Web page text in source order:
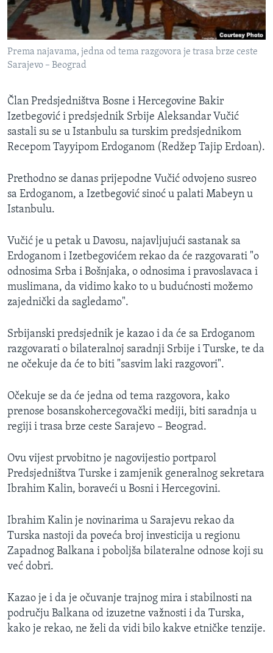
MAGAZIN
O GLASU AMERIKE
Learning English
PRATITE NAS
Jezici
Prema najavama, jedna od tema razgovora je trasa brze ceste
Sarajevo – Beograd
Član Predsjedništva Bosne i Hercegovine Bakir
Izetbegović i predsjednik Srbije Aleksandar Vučić
sastali su se u Istanbulu sa turskim predsjednikom
Recepom Tayyipom Erdoganom (Redžep Tajip Erdoan).
Prethodno se danas prijepodne Vučić odvojeno susreo
sa Erdoganom, a Izetbegović sinoć u palati Mabeyn u
Istanbulu.
Vučić je u petak u Davosu, najavljujući sastanak sa
Erdoganom i Izetbegovićem rekao da će razgovarati "o
odnosima Srba i Bošnjaka, o odnosima i pravoslavaca i
muslimana, da vidimo kako to u budućnosti možemo
zajednički da sagledamo".
Srbijanski predsjednik je kazao i da će sa Erdoganom
razgovarati o bilateralnoj saradnji Srbije i Turske, te da
ne očekuje da će to biti "sasvim laki razgovori".
Očekuje se da će jedna od tema razgovora, kako
prenose bosanskohercegovački mediji, biti saradnja u
regiji i trasa brze ceste Sarajevo – Beograd.​
Ovu vijest prvobitno je nagovijestio portparol
Predsjedništva Turske i zamjenik generalnog sekretara
Ibrahim Kalin, boraveći u Bosni i Hercegovini.
Ibrahim Kalin je novinarima u Sarajevu rekao da
Turska nastoji da poveća broj investicija u regionu
Zapadnog Balkana i poboljša bilateralne odnose koji su
već dobri.
Kazao je i da je očuvanje trajnog mira i stabilnosti na
području Balkana od izuzetne važnosti i da Turska,
kako je rekao, ne želi da vidi bilo kakve etničke tenzije.